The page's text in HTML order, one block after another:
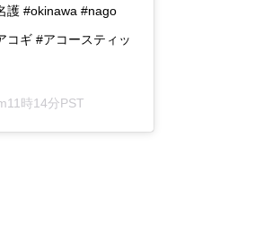
護 #okinawa #nago
ギ #アコースティッ
時14分PST